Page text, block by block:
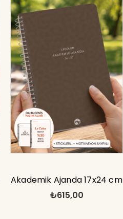
Akademik Ajanda 17x24 cm
Spiralli Stickerlı Motivasyon
₺615,00